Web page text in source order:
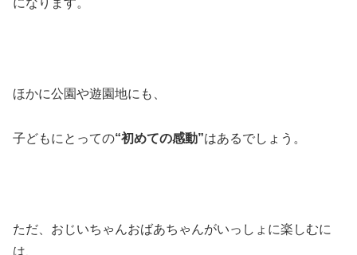
になります。
ほかに公園や遊園地にも、
子どもにとっての“初めての感動”はあるでしょう。
ただ、おじいちゃんおばあちゃんがいっしょに楽しむに
は、